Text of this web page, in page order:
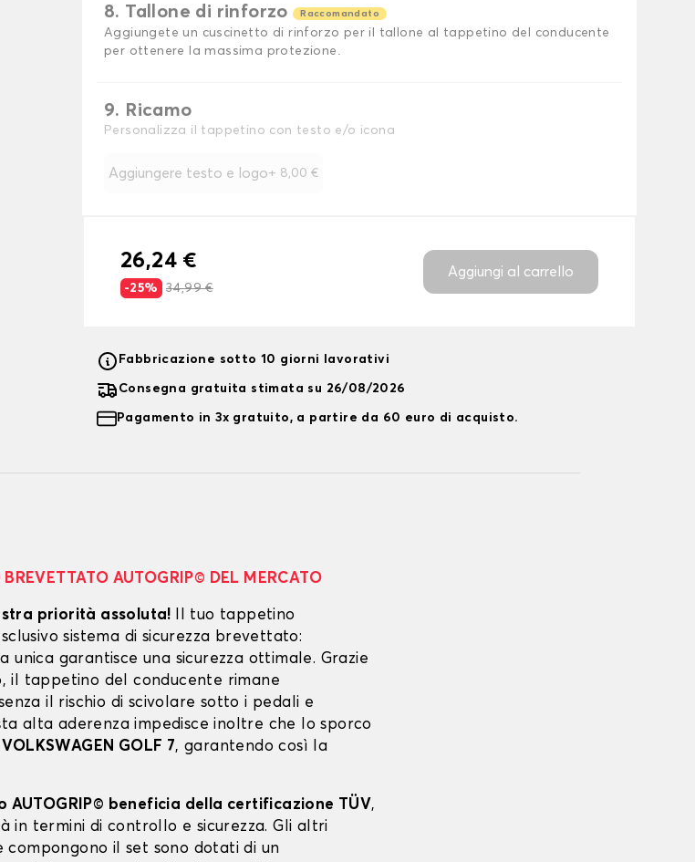
8. Tallone di rinforzo Raccomandato
Aggiungete un cuscinetto di rinforzo per il tallone al tappetino del conducente
per ottenere la massima protezione.
9. Ricamo
Personalizza il tappetino con testo e/o icona
Aggiungere testo e logo+ 8,00 €
26,24 €
-25% 34,99 €
Aggiungi al carrello
Fabbricazione sotto 10 giorni lavorativi
Consegna gratuita stimata su 26/08/2026
Pagamento in 3x gratuito, a partire da 60 euro di acquisto.
BREVETTATO AUTOGRIP© DEL MERCATO
priorità assoluta! Il tuo tappetino
sistema di sicurezza brevettato:
unica garantisce una sicurezza ottimale. Grazie
il tappetino del conducente rimane
il rischio di scivolare sotto i pedali e
alta aderenza impedisce inoltre che lo sporco
VOLKSWAGEN GOLF 7, garantendo così la
AUTOGRIP© beneficia della certificazione TÜV,
in termini di controllo e sicurezza. Gli altri
compongono il set sono dotati di un